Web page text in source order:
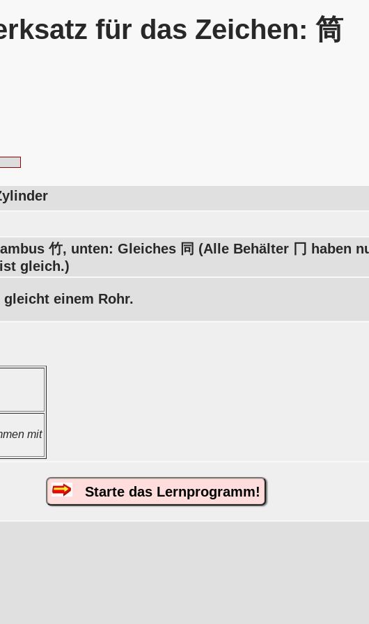
für das Zeichen: 筒
竹, unten: Gleiches 同 (Alle Behälter 冂 haben
gleich.)
gleicht einem Rohr.
mit
Starte das Lernprogramm!